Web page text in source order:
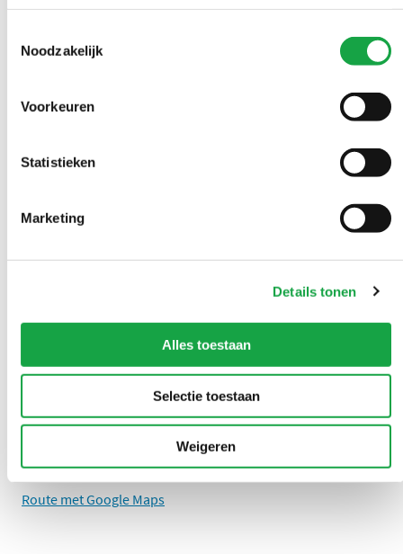
Noodzakelijk
Voorkeuren
Statistieken
Marketing
Details tonen
Alles toestaan
Selectie toestaan
Weigeren
(070) 21 899 00
Stuur ons een bericht
LinkedIn Omgevingsdienst Haaglanden (opent in een nieuw
Instagram Omgevingsdienst Haaglanden (opent in
X Omgevingsdienst Haaglanden (opent in
Facebook Omgevingsdienst
U kunt 24/7 een milieuklacht indienen
Adres
2596 AW Den Haag
Route met Google Maps